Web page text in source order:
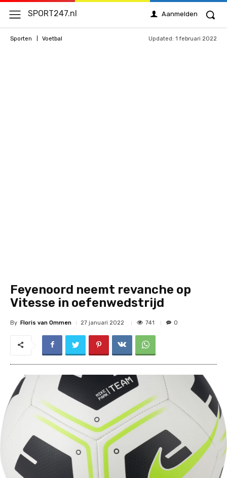
SPORT247.nl Aanmelden
Sporten Voetbal Updated: 1 februari 2022
Feyenoord neemt revanche op
Vitesse in oefenwedstrijd
By Floris van Ommen 27 januari 2022 741 0